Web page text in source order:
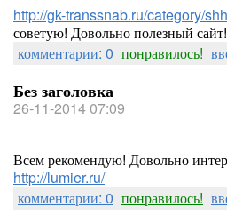
http://gk-transsnab.ru/category/
советую! Довольно полезный сайт!
комментарии: 0 понравилось!
Без заголовка
26-11-2014 07:09
Всем рекомендую! Довольно
http://lumier.ru/
комментарии: 0 понравилось!